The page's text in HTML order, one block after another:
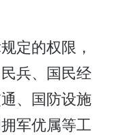
定的权限，
兵、国民经
、国防设施
军优属等工